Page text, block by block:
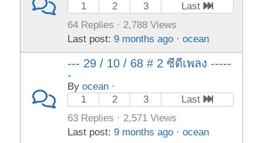
1
2 3
Last
64 Replies · 2,788 Views
Last post:9 months ago ·ocean
--- 29 / 10 / 68 # 2 ซีดีเพลง -----
-
Byocean ·
1
2 3
Last
63 Replies · 2,571 Views
Last post:9 months ago ·ocean